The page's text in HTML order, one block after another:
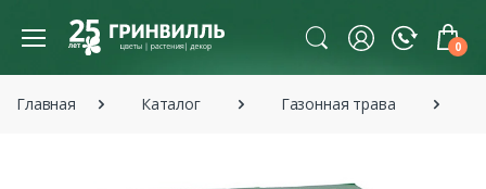
0
Главная Каталог Газонная трава